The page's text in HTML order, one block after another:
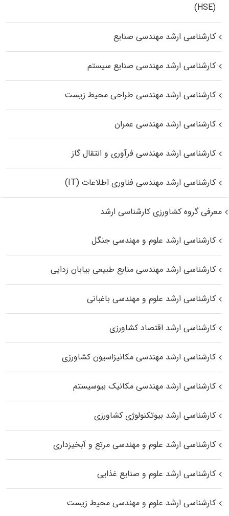
(HSE)
کارشناسی ارشد مهندسی صنایع
کارشناسی ارشد مهندسی صنایع سیستم
کارشناسی ارشد مهندسی طراحی محیط زیست
کارشناسی ارشد مهندسی عمران
کارشناسی ارشد مهندسی فرآوری و انتقال گاز
کارشناسی ارشد مهندسی فناوری اطلاعات (IT)
معرفی گروه کشاورزی کارشناسی ارشد
کارشناسی ارشد علوم و مهندسی جنگل
کارشناسی ارشد مهندسی منابع طبیعی بیابان زدایی
کارشناسی ارشد علوم و مهندسی باغبانی
کارشناسی ارشد اقتصاد کشاورزی
کارشناسی ارشد مهندسی مکانیزاسیون کشاورزی
کارشناسی ارشد مهندسی مکانیک بیوسیستم
کارشناسی ارشد بیوتکنولوژی کشاورزی
کارشناسی ارشد علوم و مهندسی مرتع و آبخیزداری
کارشناسی ارشد علوم و صنایع غذایی
کارشناسی ارشد علوم و مهندسی محیط زیست